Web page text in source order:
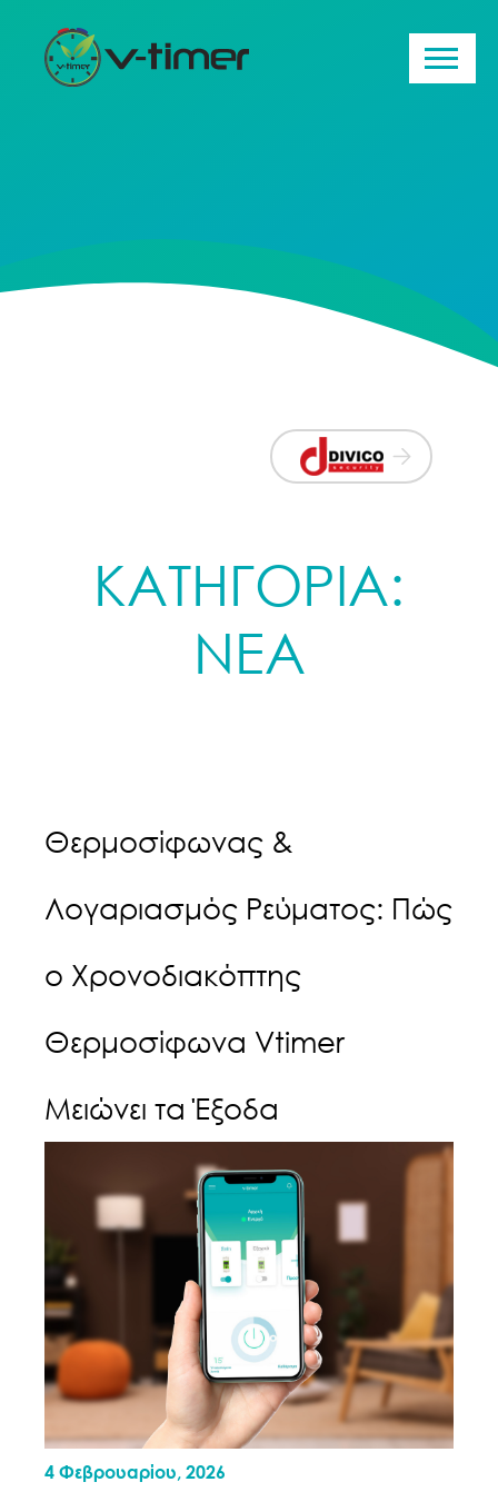
ΚΑΤΗΓΟΡΙΑ:
ΝΕΑ
Θερμοσίφωνας &
Λογαριασμός Ρεύματος: Πώς
ο Χρονοδιακόπτης
Θερμοσίφωνα Vtimer
Μειώνει τα Έξοδα
4 Φεβρουαρίου, 2026